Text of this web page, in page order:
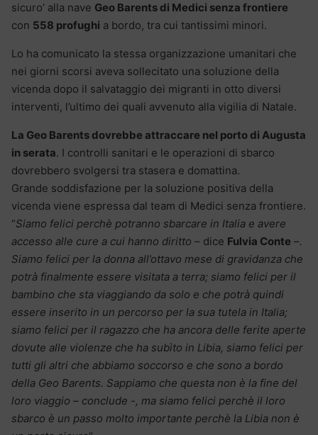
sicuro’ alla nave Geo Barents di Medici senza frontiere
con 558 profughi a bordo, tra cui tantissimi minori.
Lo ha comunicato la stessa organizzazione umanitari che
nei giorni scorsi aveva sollecitato una soluzione della
vicenda dopo il salvataggio dei migranti in otto diversi
interventi, l’ultimo dei quali avvenuto alla vigilia di Natale.
La Geo Barents dovrebbe attraccare nel porto di Augusta
in serata. I controlli sanitari e le operazioni di sbarco
dovrebbero svolgersi tra stasera e domattina.
Grande soddisfazione per la soluzione positiva della
vicenda viene espressa dal team di Medici senza frontiere.
“Siamo felici perchè potranno sbarcare in Italia e avere
accesso alle cure a cui hanno diritto – dice Fulvia Conte –.
Siamo felici per la donna all’ottavo mese di gravidanza che
potrà finalmente essere visitata a terra; siamo felici per il
bambino che sta viaggiando da solo e che potrà quindi
essere inserito in un percorso per la sua tutela in Italia;
siamo felici per il ragazzo che ha ancora delle ferite aperte
dovute alle violenze che ha subìto in Libia, siamo felici per
tutti gli altri che abbiamo soccorso e che sono a bordo
della Geo Barents. Sappiamo che questa non è la fine del
loro viaggio – conclude -, ma siamo felici perchè il loro
sbarco è un passo molto importante perchè la Libia non è